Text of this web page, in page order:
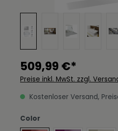
509,99 €*
Preise inkl. MwSt. zzgl.
Kostenloser Versand,
Colorauswählen